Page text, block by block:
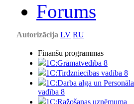
Forums
Autorizācija LV RU
Finanšu programmas
1C:Grāmatvedība 8
1C:Tirdzniecības vadība 8
1C:Darba alga un Personāla
vadība 8
1C:Ražošanas uzņēmuma